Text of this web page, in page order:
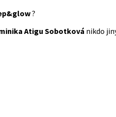
?
Atigu Sobotková nikdo